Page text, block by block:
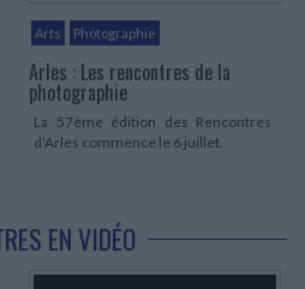
Arts Photographie
Arles : Les rencontres de la
photographie
La 57ème édition des Rencontres
d'Arles commence le 6 juillet.
EN VIDÉO